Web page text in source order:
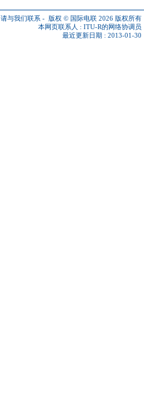
请与我们联系 - 版权 © 国际电联 2026 版权所有
本网页联系人 : ITU-R的网络协调员
最近更新日期 : 2013-01-30